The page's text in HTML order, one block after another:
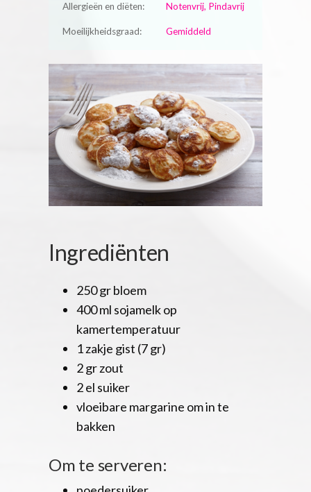
Allergieën en diëten: Notenvrij, Pindavrij
Moeilijkheidsgraad: Gemiddeld
Ingrediënten
250 gr bloem
400 ml sojamelk op
kamertemperatuur
1 zakje gist (7 gr)
2 gr zout
2 el suiker
vloeibare margarine om in te
bakken
Om te serveren: